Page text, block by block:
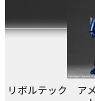
リボルテック ア